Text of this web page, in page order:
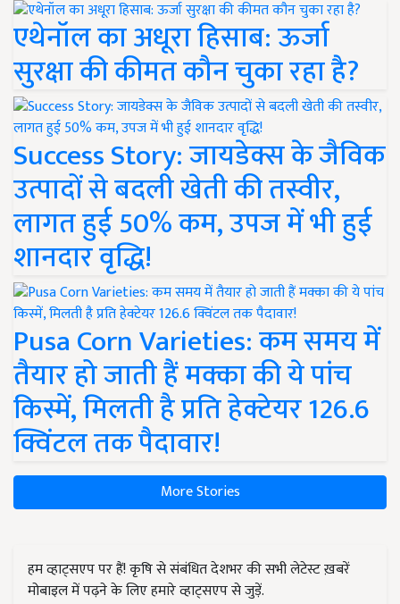
एथेनॉल का अधूरा हिसाब: ऊर्जा
सुरक्षा की कीमत कौन चुका रहा है?
Success Story: जायडेक्स के जैविक
उत्पादों से बदली खेती की तस्वीर,
लागत हुई 50% कम, उपज में भी हुई
शानदार वृद्धि!
Pusa Corn Varieties: कम समय में
तैयार हो जाती हैं मक्का की ये पांच
किस्में, मिलती है प्रति हेक्टेयर 126.6
क्विंटल तक पैदावार!
More Stories
हम व्हाट्सएप पर हैं! कृषि से संबंधित देशभर की सभी लेटेस्ट ख़बरें
मोबाइल में पढ़ने के लिए हमारे व्हाट्सएप से जुड़ें.